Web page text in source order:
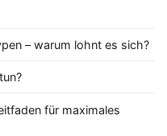
– warum lohnt es sich?
für maximales